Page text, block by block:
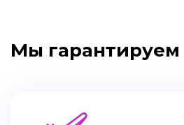
Мы гарантируем